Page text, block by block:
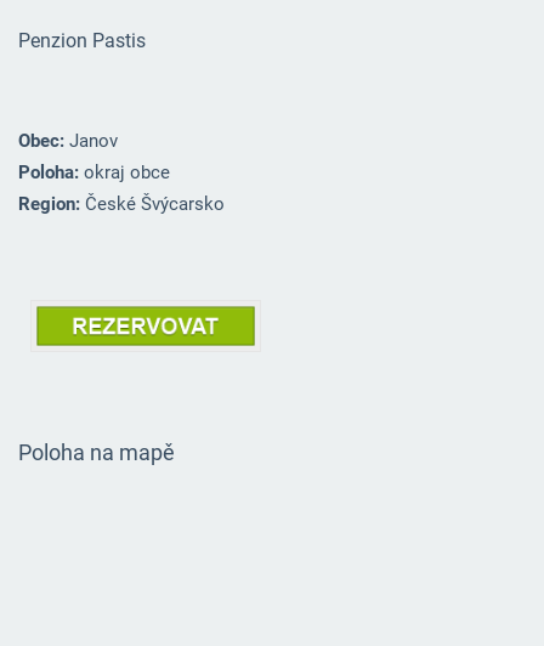
Penzion Pastis
Obec:Janov
Poloha:okraj obce
Region:České Švýcarsko
Poloha na mapě